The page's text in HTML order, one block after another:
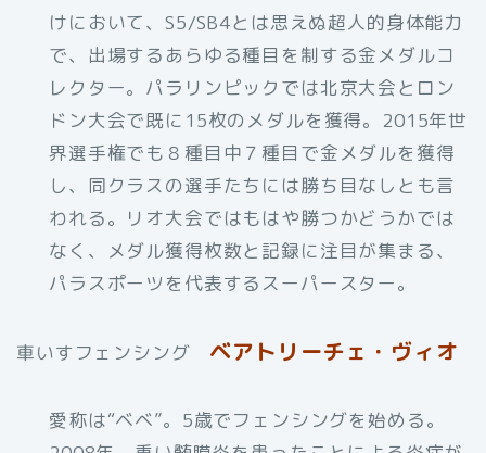
けにおいて、S5/SB4とは思えぬ超人的身体能力
で、出場するあらゆる種目を制する金メダルコ
レクター。パラリンピックでは北京大会とロン
ドン大会で既に15枚のメダルを獲得。2015年世
界選手権でも８種目中７種目で金メダルを獲得
し、同クラスの選手たちには勝ち目なしとも言
われる。リオ大会ではもはや勝つかどうかでは
なく、メダル獲得枚数と記録に注目が集まる、
パラスポーツを代表するスーパースター。
車いすフェンシング ベアトリーチェ・ヴィオ
愛称は“ベベ”。5歳でフェンシングを始める。